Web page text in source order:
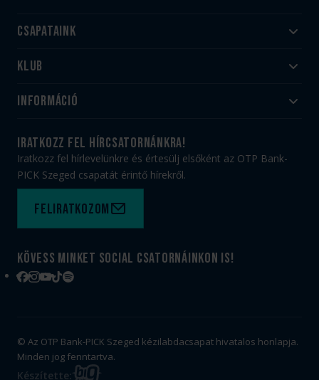
Csapataink
Felnőtt
Utánpótlás
Klub
#HandballFamily
Munkatársaink
PICK Aréna
Sajtóakkreditáció
Információ
Jegy- és bérletvásárlás
Webshop
Adatvédelem
Felhasználási feltételek
Kapcsolat
iratkozz fel hírcsatornánkra!
Iratkozz fel hírlevelünkre és értesülj elsőként az OTP Bank-
PICK Szeged csapatát érintő hírekről.
Feliratkozom
Kövess minket social csatornáinkon is!
Facebook
Instagram
YouTube
TikTokSpotify
© Az OTP Bank-PICK Szeged kézilabdacsapat hivatalos honlapja.
Minden jog fenntartva.
Készítette: BIG